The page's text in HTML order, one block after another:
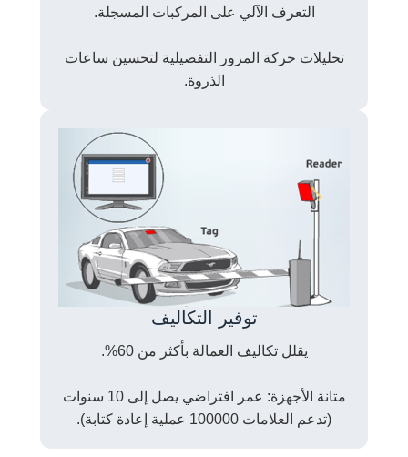
التعرف الآلي على المركبات المسجلة.
تحليلات حركة المرور التفصيلية لتحسين ساعات
الذروة.
توفير التكاليف
يقلل تكاليف العمالة بأكثر من 60%.
متانة الأجهزة: عمر افتراضي يصل إلى 10 سنوات
(تدعم العلامات 100000 عملية إعادة كتابة).